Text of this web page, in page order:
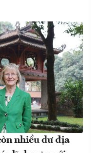
nhiều dư địa